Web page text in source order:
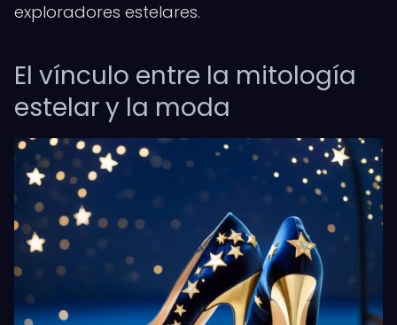
exploradores estelares.
El vínculo entre la mitología
estelar y la moda